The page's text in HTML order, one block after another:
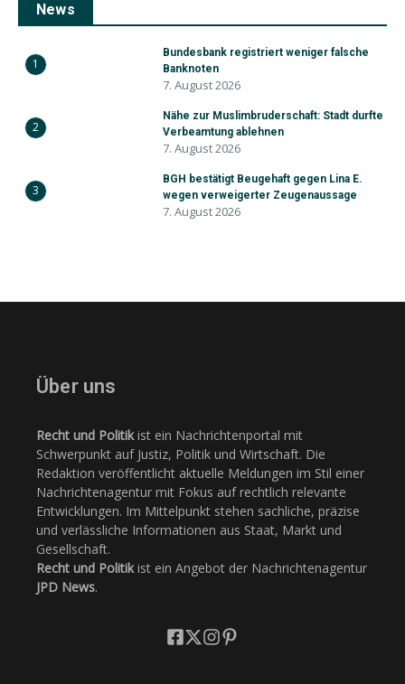
News
1
Bundesbank registriert weniger falsche
Banknoten
7. August 2026
2
Nähe zur Muslimbruderschaft: Stadt durfte
Verbeamtung ablehnen
7. August 2026
3
BGH bestätigt Beugehaft gegen Lina E.
wegen verweigerter Zeugenaussage
7. August 2026
Über uns
Recht und Politikist ein Nachrichtenportal mit
Schwerpunkt auf Justiz, Politik und Wirtschaft. Die
Redaktion veröffentlicht aktuelle Meldungen im Stil einer
Nachrichtenagentur mit Fokus auf rechtlich relevante
Entwicklungen. Im Mittelpunkt stehen sachliche, präzise
und verlässliche Informationen aus Staat, Markt und
Gesellschaft.
Recht und Politikist ein Angebot der Nachrichtenagentur
JPD News.